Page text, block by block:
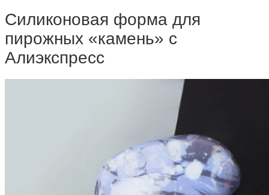
Силиконовая форма для
пирожных «камень» с
Алиэкспресс